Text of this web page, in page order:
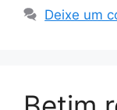
Deixe um